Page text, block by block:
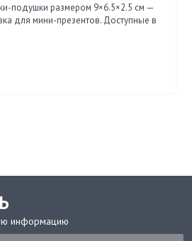
подушки размером 9×6.5×2.5 см —
для мини-презентов. Доступные в
информацию